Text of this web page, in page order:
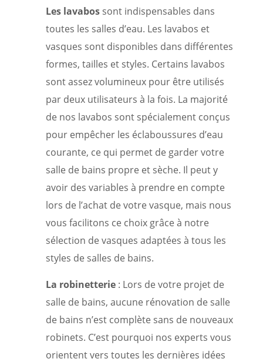
Les lavabos sont indispensables dans
toutes les salles d’eau. Les lavabos et
vasques sont disponibles dans différentes
formes, tailles et styles. Certains lavabos
sont assez volumineux pour être utilisés
par deux utilisateurs à la fois. La majorité
de nos lavabos sont spécialement conçus
pour empêcher les éclaboussures d’eau
courante, ce qui permet de garder votre
salle de bains propre et sèche. Il peut y
avoir des variables à prendre en compte
lors de l’achat de votre vasque, mais nous
vous facilitons ce choix grâce à notre
sélection de vasques adaptées à tous les
styles de salles de bains.
La robinetterie : Lors de votre projet de
salle de bains, aucune rénovation de salle
de bains n’est complète sans de nouveaux
robinets. C’est pourquoi nos experts vous
orientent vers toutes les dernières idées